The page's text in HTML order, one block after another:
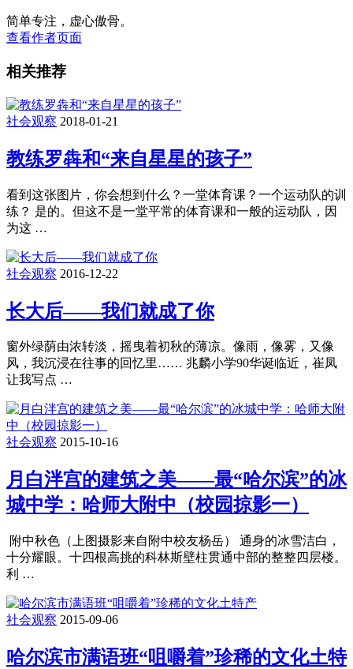
简单专注，虚心傲骨。
查看作者页面
相关推荐
社会观察 2018-01-21
教练罗犇和“来自星星的孩子”
看到这张图片，你会想到什么？一堂体育课？一个运动队的训
练？ 是的。但这不是一堂平常的体育课和一般的运动队，因
为这 …
社会观察 2016-12-22
长大后——我们就成了你
窗外绿荫由浓转淡，摇曳着初秋的薄凉。像雨，像雾，又像
风，我沉浸在往事的回忆里…… 兆麟小学90华诞临近，崔凤
让我写点 …
社会观察 2015-10-16
月白泮宫的建筑之美——最“哈尔滨”的冰
城中学：哈师大附中（校园掠影一）
附中秋色（上图摄影来自附中校友杨岳） 通身的冰雪洁白，
十分耀眼。十四根高挑的科林斯壁柱贯通中部的整整四层楼。
利 …
社会观察 2015-09-06
哈尔滨市满语班“咀嚼着”珍稀的文化土特